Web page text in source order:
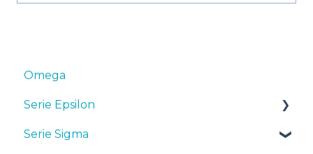
Omega
Serie Epsilon
Manuali & Downloads
Serie Sigma